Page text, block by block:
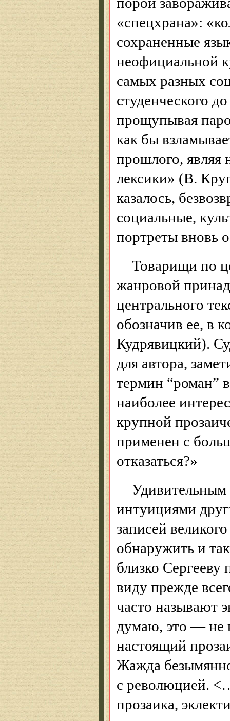
«спецхрана»:
сохраненные
неофициальной
самых разных
студенческого
прощупывая
как бы
прошлого, являя
лексики» (В.
казалось,
социальные,
портреты вновь
Товарищи по
жанровой
центрального
обозначив ее, в
Кудрявицкий).
для автора,
термин “роман”
наиболее
крупной
применен с
отказаться?»
Удивительным
интуициями
записей
обнаружить и
близко
виду прежде
часто называют
думаю, это — не
настоящий
Жажда
с революцией.
прозаика,